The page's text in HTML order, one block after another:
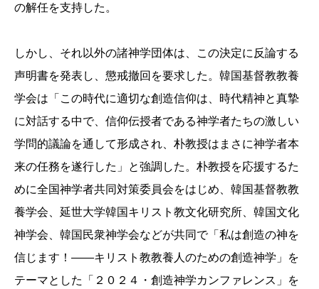
の解任を支持した。
しかし、それ以外の諸神学団体は、この決定に反論する
声明書を発表し、懲戒撤回を要求した。韓国基督教教養
学会は「この時代に適切な創造信仰は、時代精神と真摯
に対話する中で、信仰伝授者である神学者たちの激しい
学問的議論を通して形成され、朴教授はまさに神学者本
来の任務を遂行した」と強調した。朴教授を応援するた
めに全国神学者共同対策委員会をはじめ、韓国基督教教
養学会、延世大学韓国キリスト教文化研究所、韓国文化
神学会、韓国民衆神学会などが共同で「私は創造の神を
信じます！――キリスト教教養人のための創造神学」を
テーマとした「２０２４・創造神学カンファレンス」を